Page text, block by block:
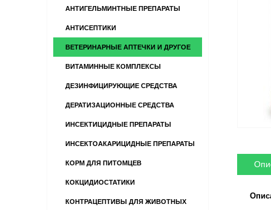
АНТИГЕЛЬМИНТНЫЕ ПРЕПАРАТЫ
АНТИСЕПТИКИ
ВЕТЕРИНАРНЫЕ АПТЕЧКИ И ДРУГОЕ
ВИТАМИННЫЕ КОМПЛЕКСЫ
ДЕЗИНФИЦИРУЮЩИЕ СРЕДСТВА
ДЕРАТИЗАЦИОННЫЕ СРЕДСТВА
ИНСЕКТИЦИДНЫЕ ПРЕПАРАТЫ
ИНСЕКТОАКАРИЦИДНЫЕ ПРЕПАРАТЫ
КОРМ ДЛЯ ПИТОМЦЕВ
КОКЦИДИОСТАТИКИ
КОНТРАЦЕПТИВЫ ДЛЯ ЖИВОТНЫХ